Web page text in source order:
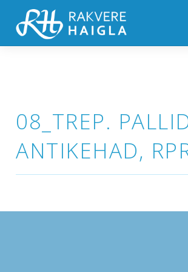
08_TREP.
ANTIKEHAD,